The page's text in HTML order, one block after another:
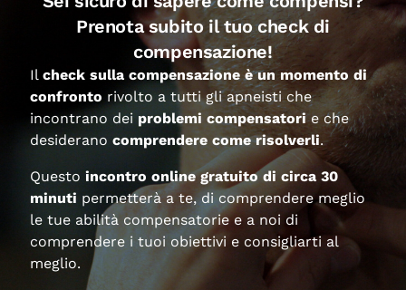
Leggi tutto »
Immergiti
con
corpo
nell’Apnea
Prenota subito il tuo check di
compensazione!
Il check sulla compensazione è un momento di
confronto rivolto a tutti gli apneisti che
incontrano dei problemi compensatorie che
desiderano comprendere come risolverli.
Questo incontro online gratuito di circa 30
minuti permetterà a te, di comprendere meglio
le tue abilità compensatorie e a noi di
comprendere i tuoi obiettivi e consigliarti al
meglio.